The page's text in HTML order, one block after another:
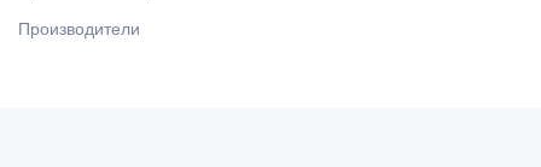
ИМПЛАНТОЛОГИЯ
Производители